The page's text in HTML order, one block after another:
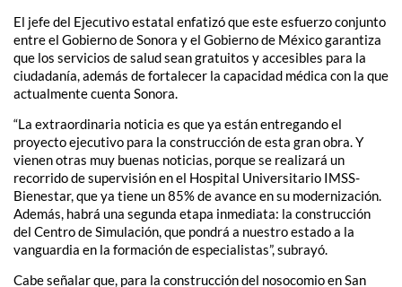
El jefe del Ejecutivo estatal enfatizó que este esfuerzo conjunto
entre el Gobierno de Sonora y el Gobierno de México garantiza
que los servicios de salud sean gratuitos y accesibles para la
ciudadanía, además de fortalecer la capacidad médica con la que
actualmente cuenta Sonora.
“La extraordinaria noticia es que ya están entregando el
proyecto ejecutivo para la construcción de esta gran obra. Y
vienen otras muy buenas noticias, porque se realizará un
recorrido de supervisión en el Hospital Universitario IMSS-
Bienestar, que ya tiene un 85% de avance en su modernización.
Además, habrá una segunda etapa inmediata: la construcción
del Centro de Simulación, que pondrá a nuestro estado a la
vanguardia en la formación de especialistas”, subrayó.
Cabe señalar que, para la construcción del nosocomio en San